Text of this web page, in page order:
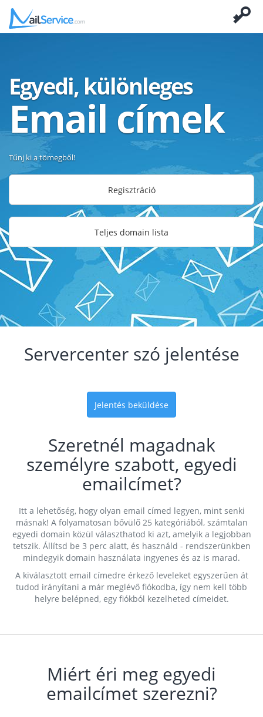
Egyedi, különleges
Email címek
Tűnj ki a tömegből!
Regisztráció
Teljes domain lista
Servercenter szó jelentése
Jelentés beküldése
Szeretnél magadnak
személyre szabott, egyedi
emailcímet?
Itt a lehetőség, hogy olyan email címed legyen, mint senki
másnak! A folyamatosan bővülő 25 kategóriából, számtalan
egyedi domain közül választhatod ki azt, amelyik a legjobban
tetszik. Állítsd be 3 perc alatt, és használd - rendszerünkben
mindegyik domain használata ingyenes és az is marad.
A kiválasztott email címedre érkező leveleket egyszerűen át
tudod irányítani a már meglévő fiókodba, így nem kell több
helyre belépned, egy fiókból kezelheted címeidet.
Miért éri meg egyedi
emailcímet szerezni?